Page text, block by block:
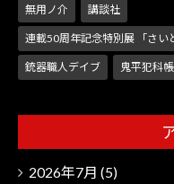
無用ノ介 講談社
連載50周年記念特別展 「さい
銃器職人デイブ 鬼平犯科帳
2026年7月 (5)